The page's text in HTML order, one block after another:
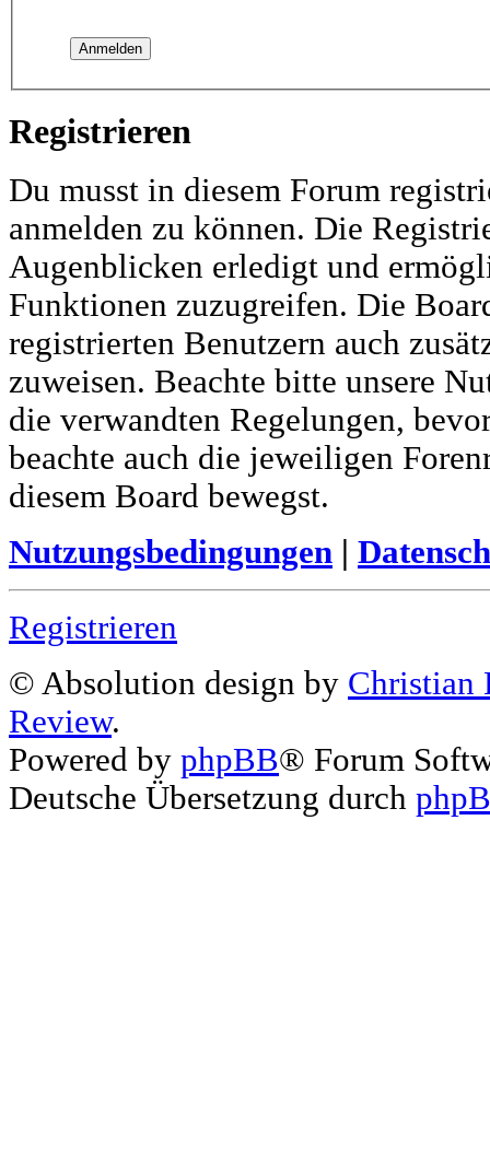
Registrieren
Du musst in diesem Forum
anmelden zu können. Die
Augenblicken erledigt und
Funktionen zuzugreifen. Die
registrierten Benutzern auch
zuweisen. Beachte bitte unsere
die verwandten Regelungen,
beachte auch die jeweiligen
diesem Board bewegst.
Nutzungsbedingungen
Registrieren
© Absolution design by Christian
Review.
Powered by phpBB® Forum
Deutsche Übersetzung durch